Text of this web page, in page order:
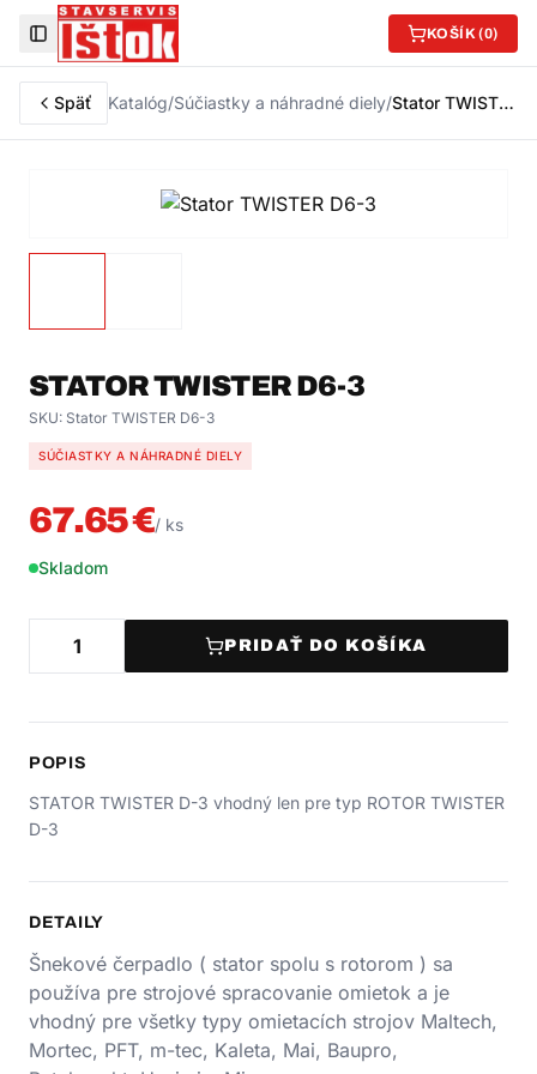
Toggle Sidebar KOŠÍK (0)
Späť Katalóg/Súčiastky a náhradné diely/ Stator TWISTER D6-3
STATOR TWISTER D6-3
SKU: Stator TWISTER D6-3
SÚČIASTKY A NÁHRADNÉ DIELY
67.65€/ ks
Skladom
PRIDAŤ DO KOŠÍKA
POPIS
STATOR TWISTER D-3 vhodný len pre typ ROTOR TWISTER
D-3
DETAILY
Šnekové čerpadlo ( stator spolu s rotorom ) sa
používa pre strojové spracovanie omietok a je
vhodný pre všetky typy omietacích strojov Maltech,
Mortec, PFT, m-tec, Kaleta, Mai, Baupro,